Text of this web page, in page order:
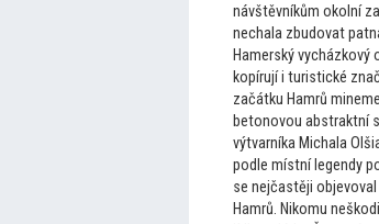
návštěvníkům okolní
nechala zbudovat
Hamerský vycházkový
kopírují i turistické
začátku Hamrů
betonovou abstraktní
výtvarníka Michala
podle místní legendy
se nejčastěji
Hamrů. Nikomu